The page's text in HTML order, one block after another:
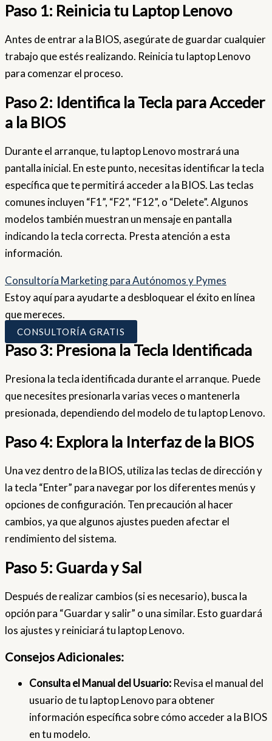
Paso 1: Reinicia tu Laptop Lenovo
Antes de entrar a la BIOS, asegúrate de guardar cualquier
trabajo que estés realizando. Reinicia tu laptop Lenovo
para comenzar el proceso.
Paso 2: Identifica la Tecla para Acceder
a la BIOS
Durante el arranque, tu laptop Lenovo mostrará una
pantalla inicial. En este punto, necesitas identificar la tecla
específica que te permitirá acceder a la BIOS. Las teclas
comunes incluyen “F1”, “F2”, “F12”, o “Delete”. Algunos
modelos también muestran un mensaje en pantalla
indicando la tecla correcta. Presta atención a esta
información.
Consultoría Marketing para Autónomos y Pymes
Estoy aquí para ayudarte a desbloquear el éxito en línea
que mereces.
CONSULTORÍA GRATIS
Paso 3: Presiona la Tecla Identificada
Presiona la tecla identificada durante el arranque. Puede
que necesites presionarla varias veces o mantenerla
presionada, dependiendo del modelo de tu laptop Lenovo.
Paso 4: Explora la Interfaz de la BIOS
Una vez dentro de la BIOS, utiliza las teclas de dirección y
la tecla “Enter” para navegar por los diferentes menús y
opciones de configuración. Ten precaución al hacer
cambios, ya que algunos ajustes pueden afectar el
rendimiento del sistema.
Paso 5: Guarda y Sal
Después de realizar cambios (si es necesario), busca la
opción para “Guardar y salir” o una similar. Esto guardará
los ajustes y reiniciará tu laptop Lenovo.
Consejos Adicionales:
Consulta el Manual del Usuario: Revisa el manual del
usuario de tu laptop Lenovo para obtener
información específica sobre cómo acceder a la BIOS
en tu modelo.